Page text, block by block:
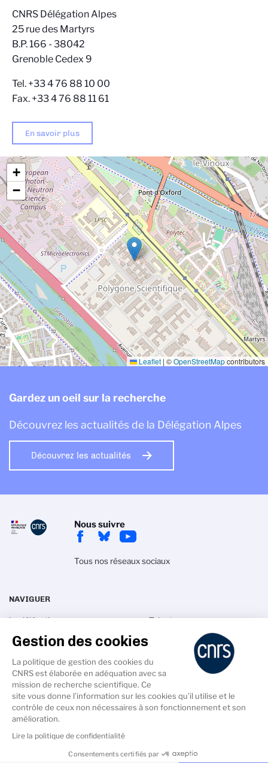
Gestion des cookies
La politique de gestion des cookies du
CNRS est élaborée en adéquation avec sa
mission de recherche scientifique. Ce
site vous donne l’information sur les cookies qu’il utilise et le
contrôle de ceux non nécessaires à son fonctionnement et son
amélioration.
Lire la politique de confidentialité
Consentements certifiés par
+
−
Leaflet | ©OpenStreetMapcontributors
CNRS Délégation Alpes
25 rue des Martyrs
B.P. 166 - 38042
Grenoble Cedex 9
Tel. +33 4 76 88 10 00
Fax. +33 4 76 88 11 61
En savoir plus
Gardez un oeil sur la recherche
Découvrez les actualités de la Délégation Alpes
Découvrez les actualités
Nous suivre
Tous nos réseaux sociaux
Crédits Gestion des cookies Mentions légales
NAVIGUER
La délégation
Recherche
Science pour tous
Talents
Espace presse
Offres d'emploi